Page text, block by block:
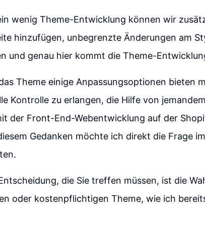
wenig Theme-Entwicklung können wir
hinzufügen, unbegrenzte Änderungen am
und genau hier kommt die Theme-
Theme einige Anpassungsoptionen bieten
Kontrolle zu erlangen, die Hilfe von
der Front-End-Webentwicklung auf der
Gedanken möchte ich direkt die Frage
die Sie treffen müssen, ist die
oder kostenpflichtigen Theme, wie ich